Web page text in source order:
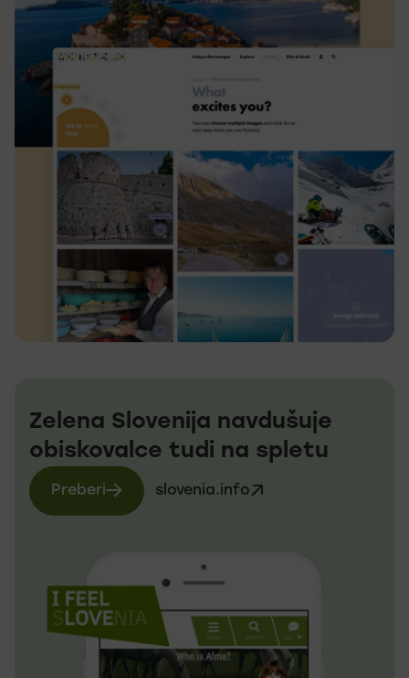
Zelena Slovenija navdušuje
obiskovalce tudi na spletu
Preberi
več o slovenia.infoObiščite spletno stran
slovenia.info